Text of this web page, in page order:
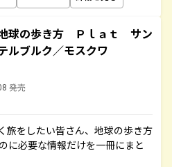
球の歩き方 Ｐｌａｔ サン
ルブルク／モスクワ
発売
旅をしたい皆さん、地球の歩き方
に必要な情報だけを一冊にまと